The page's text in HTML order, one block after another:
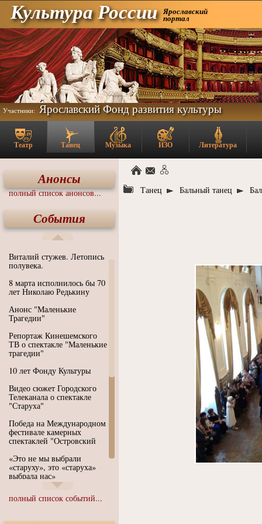
Культура России Ярославский
портал
Участники: Ярославский Фонд развития культуры
Театр Танец Музыка ИЗО Литература
Анонсы
полный список анонсов...
События
Виталий стужев. Летопись
полувека.
8 марта исполнилось бы 70
лет Николаю Редькину
Анонс "Маленькие
Трагедии"
Репортаж Кинешемского
ТВ о спектакле "Маленькие
трагедии"
10 лет Фонду Культуры
Видео сюжет Городского
Телеканала о спектакле
"Старуха"
Победа на Международном
фестивале камерных
спектаклей "Островский
«Это не мы выбрали
«старуху», это «старуха»
выбрала нас»
Иммерсивный спектакль
"Язык чистого полета
полный список событий...
Танец Бальный танец